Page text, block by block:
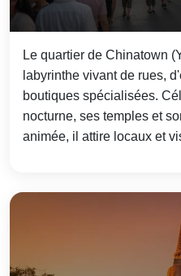
Le quartier de Chinatown
labyrinthe vivant de rues,
boutiques spécialisées.
nocturne, ses temples et
animée, il attire locaux et